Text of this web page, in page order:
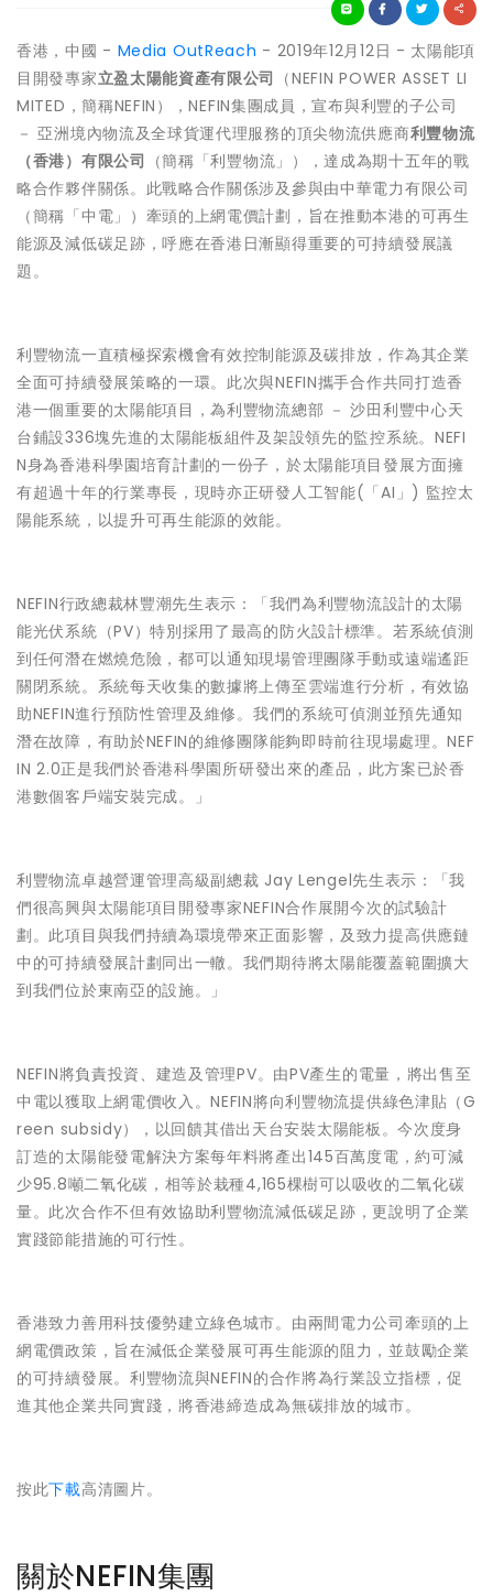
香港，中國 - Media OutReach - 2019年12月12日 - 太陽能項
目開發專家立盈太陽能資產有限公司 （NEFIN POWER ASSET LI
MITED，簡稱NEFIN），NEFIN集團成員，宣布與利豐的子公司
－ 亞洲境內物流及全球貨運代理服務的頂尖物流供應商利豐物流
（香港）有限公司 （簡稱「利豐物流」），達成為期十五年的戰
略合作夥伴關係。此戰略合作關係涉及參與由中華電力有限公司
（簡稱「中電」）牽頭的上網電價計劃，旨在推動本港的可再生
能源及減低碳足跡，呼應在香港日漸顯得重要的可持續發展議
題。
利豐物流一直積極探索機會有效控制能源及碳排放，作為其企業
全面可持續發展策略的一環。此次與NEFIN攜手合作共同打造香
港一個重要的太陽能項目，為利豐物流總部 － 沙田利豐中心天
台鋪設336塊先進的太陽能板組件及架設領先的監控系統。NEFI
N身為香港科學園培育計劃的一份子，於太陽能項目發展方面擁
有超過十年的行業專長，現時亦正研發人工智能(「AI」) 監控太
陽能系統，以提升可再生能源的效能。
NEFIN行政總裁林豐潮先生表示：「我們為利豐物流設計的太陽
能光伏系統（PV）特別採用了最高的防火設計標準。若系統偵測
到任何潛在燃燒危險，都可以通知現場管理團隊手動或遠端遙距
關閉系統。系統每天收集的數據將上傳至雲端進行分析，有效協
助NEFIN進行預防性管理及維修。我們的系統可偵測並預先通知
潛在故障，有助於NEFIN的維修團隊能夠即時前往現場處理。NEF
IN 2.0正是我們於香港科學園所研發出來的產品，此方案已於香
港數個客戶端安裝完成。」
利豐物流卓越營運管理高級副總裁 Jay Lengel先生表示：「我
們很高興與太陽能項目開發專家NEFIN合作展開今次的試驗計
劃。此項目與我們持續為環境帶來正面影響，及致力提高供應鏈
中的可持續發展計劃同出一轍。我們期待將太陽能覆蓋範圍擴大
到我們位於東南亞的設施。」
NEFIN將負責投資、建造及管理PV。由PV產生的電量，將出售至
中電以獲取上網電價收入。NEFIN將向利豐物流提供綠色津貼（G
reen subsidy），以回饋其借出天台安裝太陽能板。今次度身
訂造的太陽能發電解決方案每年料將產出145百萬度電，約可減
少95.8噸二氧化碳，相等於栽種4,165棵樹可以吸收的二氧化碳
量。此次合作不但有效協助利豐物流減低碳足跡，更說明了企業
實踐節能措施的可行性。
香港致力善用科技優勢建立綠色城市。由兩間電力公司牽頭的上
網電價政策，旨在減低企業發展可再生能源的阻力，並鼓勵企業
的可持續發展。利豐物流與NEFIN的合作將為行業設立指標，促
進其他企業共同實踐，將香港締造成為無碳排放的城市。
按此下載高清圖片。
關於NEFIN集團